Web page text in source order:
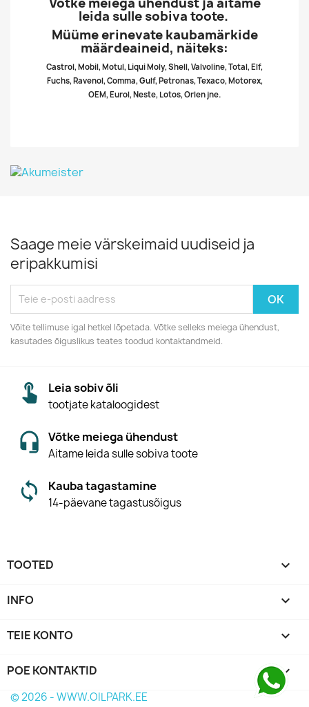
leida sulle sobiva toote.
Müüme erinevate kaubamärkide
määrdeaineid, näiteks:
Castrol, Mobil, Motul, Liqui Moly, Shell, Valvoline, Total, Elf,
Fuchs, Ravenol, Comma, Gulf, Petronas, Texaco, Motorex,
OEM, Eurol, Neste, Lotos, Orlen jne.
Saage meie värskeimaid uudiseid ja
eripakkumisi
Võite tellimuse igal hetkel lõpetada. Võtke selleks meiega ühendust,
kasutades õiguslikus teates toodud kontaktandmeid.
Leia sobiv õli
tootjate kataloogidest
Võtke meiega ühendust
Aitame leida sulle sobiva toote
Kauba tagastamine
14-päevane tagastusõigus
TOOTED 
INFO 
TEIE KONTO 
POE KONTAKTID keyboard_arrow_down
© 2026 - WWW.OILPARK.EE